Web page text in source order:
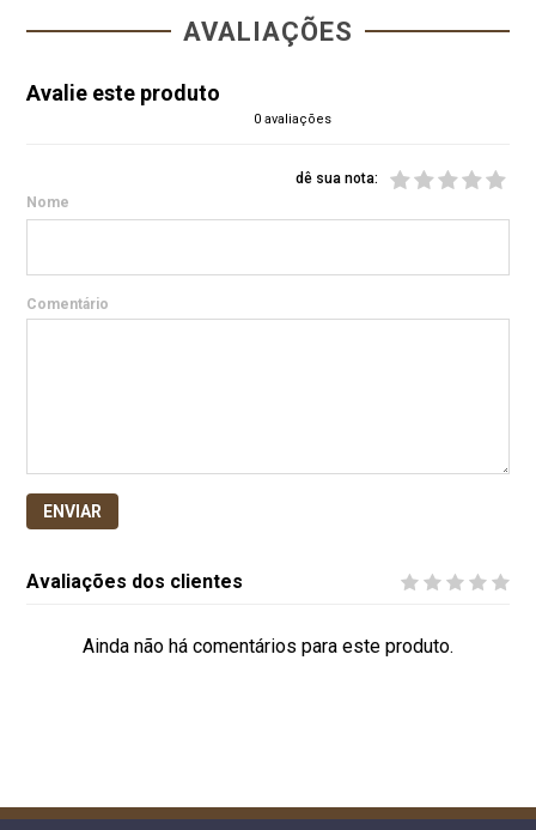
AVALIAÇÕES
Avalie este produto
0 avaliações
dê sua nota:
Nome
Comentário
ENVIAR
Avaliações dos clientes
Ainda não há comentários para este produto.